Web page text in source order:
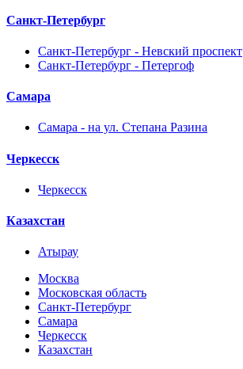
Санкт-Петербург
Санкт-Петербург - Невский проспект
Санкт-Петербург - Петергоф
Самара
Самара - на ул. Степана Разина
Черкесск
Черкесск
Казахстан
Атырау
Москва
Московская область
Санкт-Петербург
Самара
Черкесск
Казахстан